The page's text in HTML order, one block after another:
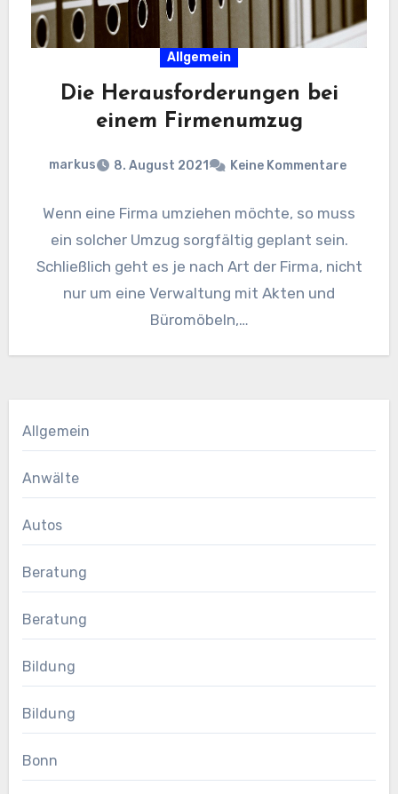
Allgemein
Die Herausforderungen bei
einem Firmenumzug
markus 8. August 2021 Keine Kommentare
Wenn eine Firma umziehen möchte, so muss
ein solcher Umzug sorgfältig geplant sein.
Schließlich geht es je nach Art der Firma, nicht
nur um eine Verwaltung mit Akten und
Büromöbeln,…
Allgemein
Anwälte
Autos
Beratung
Beratung
Bildung
Bildung
Bonn